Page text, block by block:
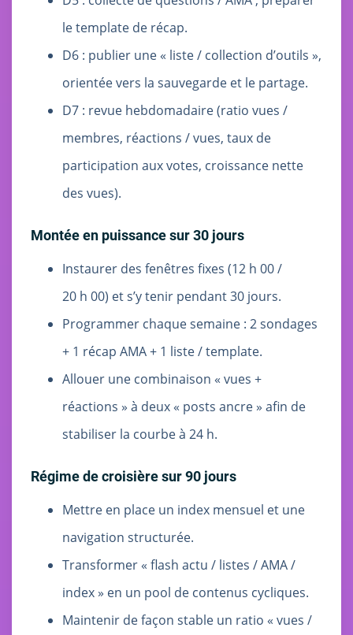
le template de récap.
D6 : publier une « liste / collection d’outils »,
orientée vers la sauvegarde et le partage.
D7 : revue hebdomadaire (ratio vues /
membres, réactions / vues, taux de
participation aux votes, croissance nette
des vues).
Montée en puissance sur 30 jours
Instaurer des fenêtres fixes (12 h 00 /
20 h 00) et s’y tenir pendant 30 jours.
Programmer chaque semaine : 2 sondages
+ 1 récap AMA + 1 liste / template.
Allouer une combinaison « vues +
réactions » à deux « posts ancre » afin de
stabiliser la courbe à 24 h.
Régime de croisière sur 90 jours
Mettre en place un index mensuel et une
navigation structurée.
Transformer « flash actu / listes / AMA /
index » en un pool de contenus cycliques.
Maintenir de façon stable un ratio « vues /